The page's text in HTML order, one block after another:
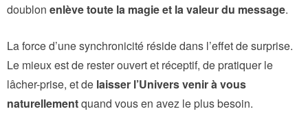
doublon enlève toute la magie et la valeur du message.
La force d’une synchronicité réside dans l’effet de surprise.
Le mieux est de rester ouvert et réceptif, de pratiquer le
lâcher-prise, et de laisser l’Univers venir à vous
naturellementquand vous en avez le plus besoin.